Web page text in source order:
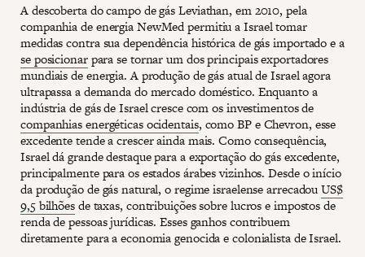
A descoberta do campo de gás Leviathan, em 2010, pela
companhia de energia NewMed permitiu a Israel tomar
medidas contra sua dependência histórica de gás importado e a
se posicionarpara se tornar um dos principais exportadores
mundiais de energia. A produção de gás atual de Israel agora
ultrapassa a demanda do mercado doméstico. Enquanto a
indústria de gás de Israel cresce com os investimentos de
companhias energéticas ocidentais, como BP e Chevron, esse
excedente tende a crescer ainda mais. Como consequência,
Israel dá grande destaque para a exportação do gás excedente,
principalmente para os estados árabes vizinhos. Desde o início
da produção de gás natural, o regime israelense arrecadouUS$
9,5 bilhõesde taxas, contribuições sobre lucros e impostos de
renda de pessoas jurídicas. Esses ganhos contribuem
diretamente para a economia genocida e colonialista de Israel.